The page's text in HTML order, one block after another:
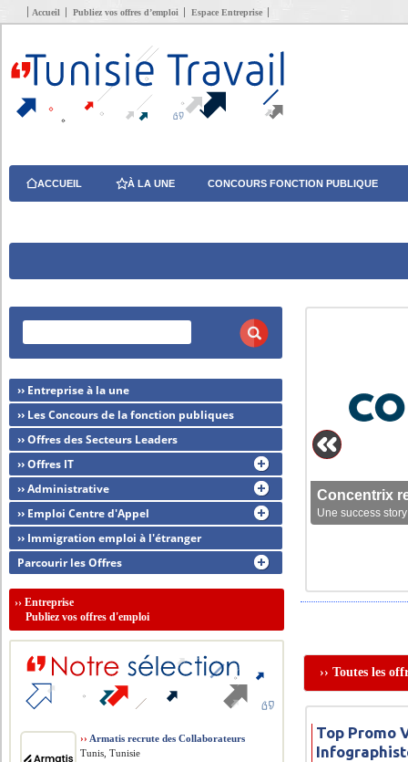
Accueil Publiez vos offres d’emploi Espace Entreprise
ACCUEIL À LA UNE CONCOURS FONCTION PUBLIQUE
Concentrix
Une success
›› Toutes les
Top Promo
›› Entreprise à la une
›› Les Concours de la fonction publiques
›› Offres des Secteurs Leaders
›› Offres IT
›› Administrative
›› Emploi Centre d'Appel
›› Immigration emploi à l'étranger
Parcourir les Offres
››Entreprise
Publiez vos offres d'emploi
›› Armatis recrute des Collaborateurs
Tunis, Tunisie